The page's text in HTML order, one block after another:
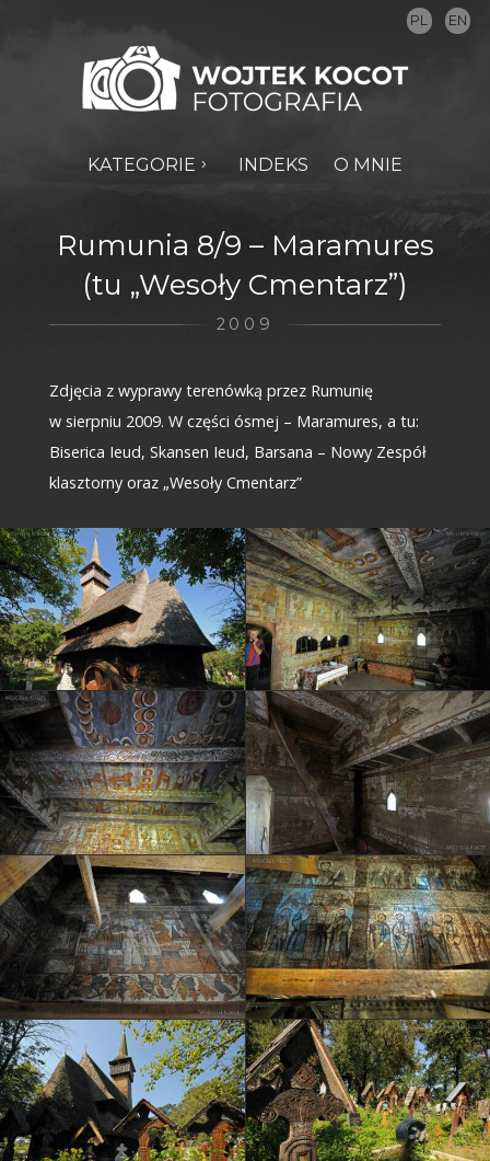
PL EN
KATEGORIE INDEKS O MNIE
Rumunia 8/9 – Maramures
(tu „Wesoły Cmentarz”)
2009
Zdjęcia z wyprawy terenówką przez Rumunię
w sierpniu 2009. W części ósmej – Maramures, a tu:
Biserica Ieud, Skansen Ieud, Barsana – Nowy Zespół
klasztorny oraz „Wesoły Cmentarz”